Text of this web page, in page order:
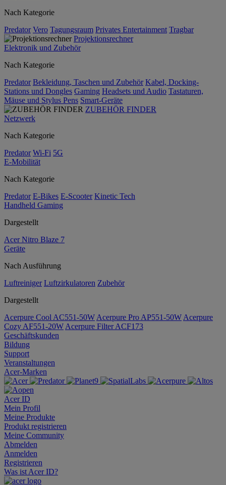
Nach Kategorie
Predator Vero Tagungsraum Privates Entertainment Tragbar
Projektionsrechner
Elektronik und Zubehör
Nach Kategorie
Predator Bekleidung, Taschen und Zubehör Kabel, Docking-
Stations und Dongles Gaming Headsets und Audio Tastaturen,
Mäuse und Stylus Pens Smart-Geräte
ZUBEHÖR FINDER
Netzwerk
Nach Kategorie
Predator Wi-Fi 5G
E-Mobilität
Nach Kategorie
Predator E-Bikes E-Scooter Kinetic Tech
Handheld Gaming
Dargestellt
Acer Nitro Blaze 7
Geräte
Nach Ausführung
Luftreiniger Luftzirkulatoren Zubehör
Dargestellt
Acerpure Cool AC551-50W Acerpure Pro AP551-50W Acerpure
Cozy AF551-20W Acerpure Filter ACF173
Geschäftskunden
Bildung
Support
Veranstaltungen
Acer-Marken
Acer ID
Mein Profil
Meine Produkte
Produkt registrieren
Meine Community
Abmelden
Anmelden
Registrieren
Was ist Acer ID?